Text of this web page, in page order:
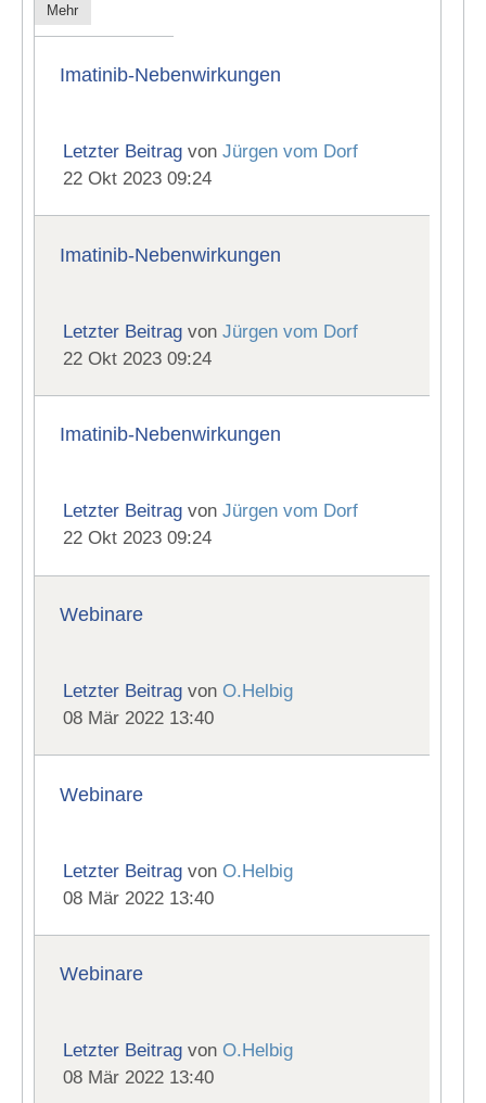
Mehr
Imatinib-Nebenwirkungen
Letzter Beitrag vonJürgen vom Dorf
22 Okt 2023 09:24
Imatinib-Nebenwirkungen
Letzter Beitrag vonJürgen vom Dorf
22 Okt 2023 09:24
Imatinib-Nebenwirkungen
Letzter Beitrag vonJürgen vom Dorf
22 Okt 2023 09:24
Webinare
Letzter Beitrag vonO.Helbig
08 Mär 2022 13:40
Webinare
Letzter Beitrag vonO.Helbig
08 Mär 2022 13:40
Webinare
Letzter Beitrag vonO.Helbig
08 Mär 2022 13:40